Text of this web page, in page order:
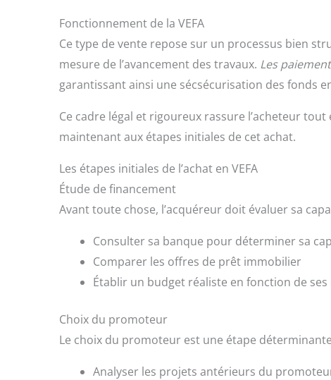
Fonctionnement de la VEFA
Ce type de vente repose sur un processus bien
mesure de l’avancement des travaux. Les
garantissant ainsi une sécsécurisation des fonds
Ce cadre légal et rigoureux rassure l’acheteur
maintenant aux étapes initiales de cet achat.
Les étapes initiales de l’achat en VEFA
Étude de financement
Avant toute chose, l’acquéreur doit évaluer sa
Consulter sa banque pour déterminer sa
Comparer les offres de prêt immobilier
Établir un budget réaliste en fonction de ses
Choix du promoteur
Le choix du promoteur est une étape
Analyser les projets antérieurs du